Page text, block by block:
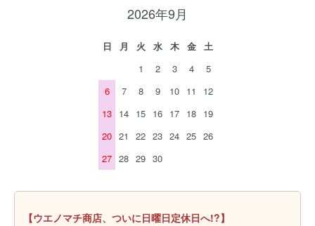
2026年9月
日 月 火 水 木 金
土
1
2 3 4
5
6
7 8 9 10 11
12
13 14 15 16 17 18 19
20 21 22 23 24 25 26
27 28 29 30
【ウエノマチ商店、ついに日曜日定休日へ!?】